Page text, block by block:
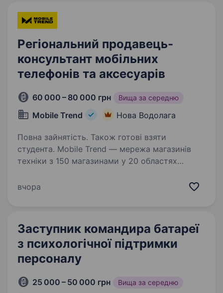
Регіональний продавець-
консультант мобільних
телефонів та аксесуарів
60 000 – 80 000 грн Вища за середню
Mobile Trend Нова Водолага
Повна зайнятість. Також готові взяти
студента. Mobile Trend — мережа магазинів
техніки з 150 магазинами у 20 областях
Більше про нас mobiletrend.com
вчора
Заступник командира батареї
з психологічної підтримки
персоналу
25 000 – 50 000 грн Вища за середню